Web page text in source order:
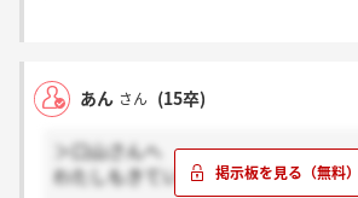
あん さん (15卒)
＞口山さんへ
わたしもきていません…